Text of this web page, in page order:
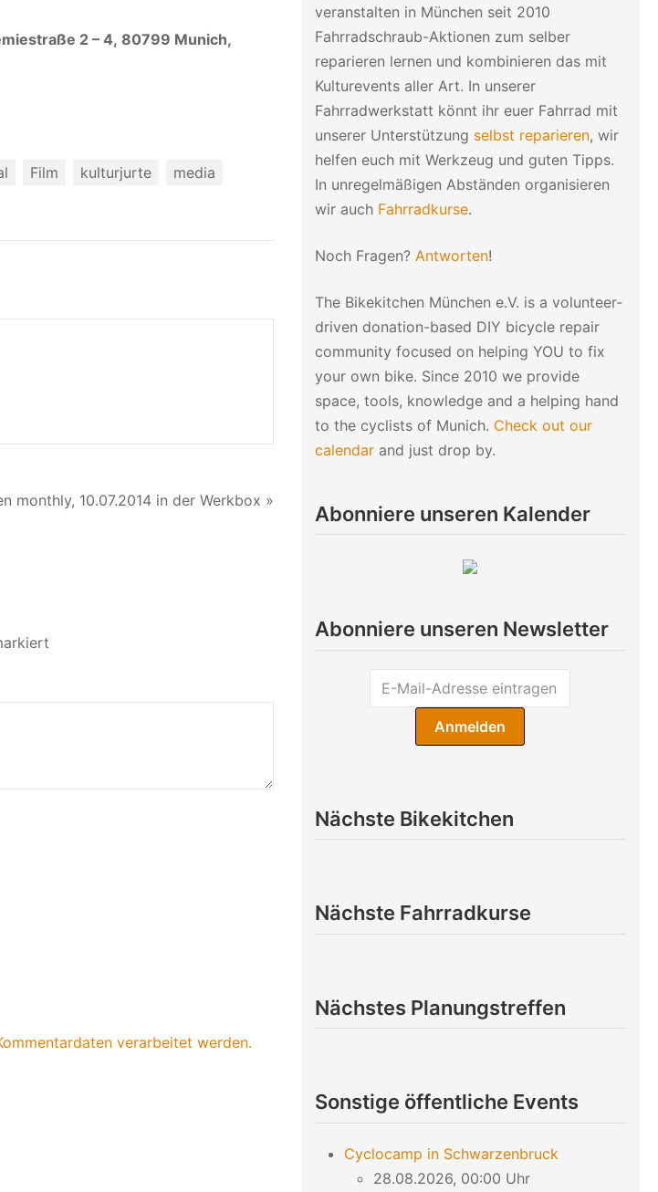
2 – 4, 80799 Munich,
Film kulturjurte
media
monthly, 10.07.2014 in der Werkbox »
verarbeitet werden.
veranstalten in München seit 2010
Fahrradschraub-Aktionen zum selber
reparieren lernen und kombinieren das mit
Kulturevents aller Art. In unserer
Fahrradwerkstatt könnt ihr euer Fahrrad mit
unserer Unterstützung selbst reparieren, wir
helfen euch mit Werkzeug und guten Tipps.
In unregelmäßigen Abständen organisieren
wir auch Fahrradkurse.
Noch Fragen? Antworten!
The Bikekitchen München e.V. is a volunteer-
driven donation-based DIY bicycle repair
community focused on helping YOU to fix
your own bike. Since 2010 we provide
space, tools, knowledge and a helping hand
to the cyclists of Munich. Check out our
calendarand just drop by.
Abonniere unseren Kalender
Abonniere unseren Newsletter
Nächste Bikekitchen
Nächste Fahrradkurse
Nächstes Planungstreffen
Sonstige öffentliche Events
Cyclocamp in Schwarzenbruck
28.08.2026, 00:00 Uhr